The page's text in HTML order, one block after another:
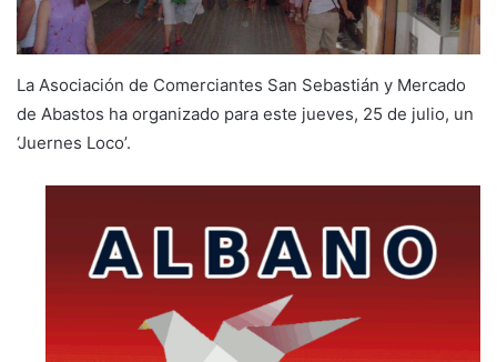
La Asociación de Comerciantes San Sebastián y Mercado
de Abastos ha organizado para este jueves, 25 de julio, un
‘Juernes Loco’.